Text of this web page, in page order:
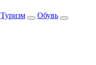
Туризм
Обувь